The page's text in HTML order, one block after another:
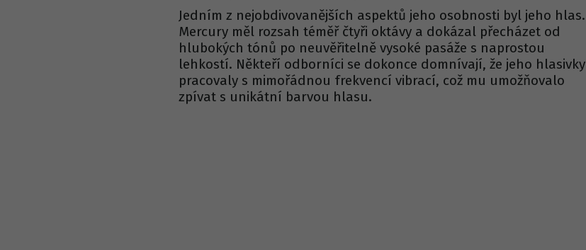
Jedním z nejobdivovanějších aspektů jeho osobnosti byl jeho hlas.
Mercury měl rozsah téměř čtyři oktávy a dokázal přecházet od
hlubokých tónů po neuvěřitelně vysoké pasáže s naprostou
lehkostí. Někteří odborníci se dokonce domnívají, že jeho hlasivky
pracovaly s mimořádnou frekvencí vibrací, což mu umožňovalo
zpívat s unikátní barvou hlasu.